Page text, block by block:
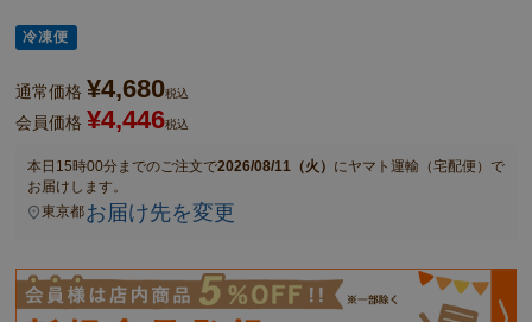
冷凍便
通常価格 ¥4,680税込
会員価格 ¥4,446税込
本日 15時00分までのご注文で2026/08/11（火） にヤマト運輸（宅配便） で
お届けします。
東京都 お届け先を変更